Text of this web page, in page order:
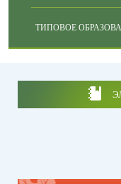
ТИПОВОЕ